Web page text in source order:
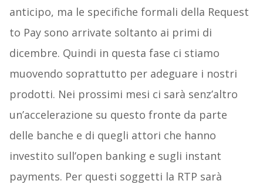
anticipo, ma le specifiche formali della Request
to Pay sono arrivate soltanto ai primi di
dicembre. Quindi in questa fase ci stiamo
muovendo soprattutto per adeguare i nostri
prodotti. Nei prossimi mesi ci sarà senz’altro
un’accelerazione su questo fronte da parte
delle banche e di quegli attori che hanno
investito sull’open banking e sugli instant
payments. Per questi soggetti la RTP sarà